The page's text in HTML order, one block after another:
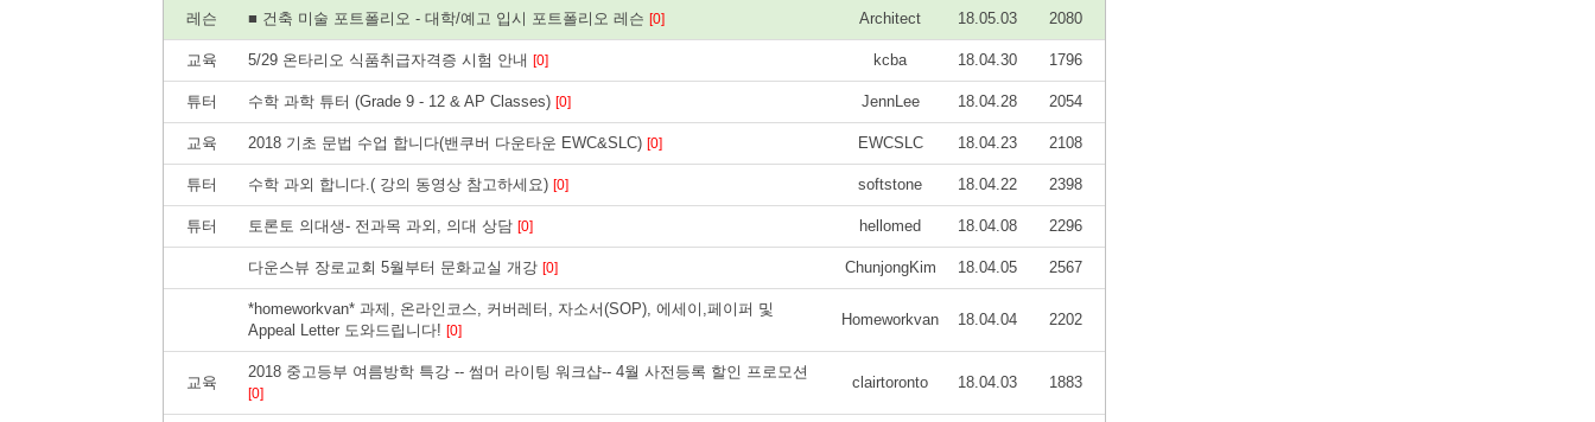
레슨 ■ 건축 미술 포트폴리오 - 대학/예고 입시 포트폴리오 레슨 [0] Architect 18.05.03 2080
교육 5/29 온타리오 식품취급자격증 시험 안내 [0] kcba 18.04.30 1796
튜터 수학 과학 튜터 (Grade 9 - 12 & AP Classes) [0] JennLee 18.04.28 2054
교육 2018 기초 문법 수업 합니다(밴쿠버 다운타운 EWC&SLC) [0] EWCSLC 18.04.23 2108
튜터 수학 과외 합니다.( 강의 동영상 참고하세요) [0] softstone 18.04.22 2398
튜터 토론토 의대생- 전과목 과외, 의대 상담 [0] hellomed 18.04.08 2296
다운스뷰 장로교회 5월부터 문화교실 개강 [0] ChunjongKim 18.04.05 2567
*homeworkvan* 과제, 온라인코스, 커버레터, 자소서(SOP), 에세이,페이퍼 및
Appeal Letter 도와드립니다! [0]
Homeworkvan 18.04.04 2202
교육
2018 중고등부 여름방학 특강 -- 썸머 라이팅 워크샵-- 4월 사전등록 할인 프로모션
[0]
clairtoronto 18.04.03 1883